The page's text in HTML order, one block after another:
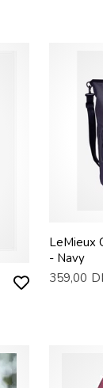
LeMieux
- Navy
359,00